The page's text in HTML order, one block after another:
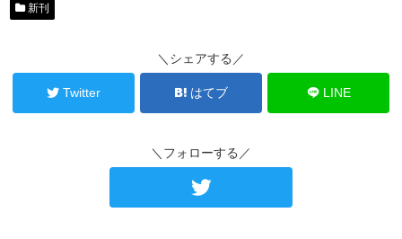
新刊
＼シェアする／
Twitter はてブ LINE
＼フォローする／